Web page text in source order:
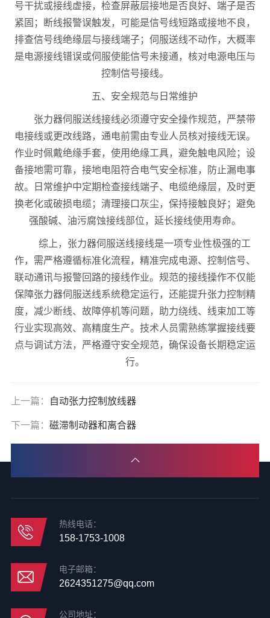
号干扰或接线虚接，检查屏蔽层接地是否良好、端子是否
紧固；断线报警误触发，可能是信号线短路或接地不良，
排查信号线绝缘层与接线端子；伺服送线不动作，大概率
是电源接线错误或伺服使能信号未接通，核对电源电压与
控制信号接线。
五、安全规范与日常维护
张力器伺服送线接线必须遵守安全操作规范，严禁带
电接线或更改线路，通电前需由专业人员核对接线无误。
作业时佩戴绝缘手套，使用绝缘工具，避免触电风险；设
备接地需可靠，接地电阻符合电气安全标准，防止漏电事
故。日常维护中定期检查接线端子、电缆绝缘层，及时更
换老化或破损电缆；清理接口灰尘，保持接触良好；避免
强酸碱、油污腐蚀接线部位，延长接线使用寿命。
综上，张力器伺服送线接线是一项专业性极强的工
作，需严格遵循标准化流程，精准完成电源、控制信号、
联动通讯与报警回路的接线作业。规范的接线操作不仅能
保障张力器伺服送线系统稳定运行，还能提升张力控制精
度，减少断线、故障停机等问题，助力绕线、线束加工等
行业实现高效、高精度生产。技术人员需熟练掌握接线要
点与调试方法，严格遵守安全规范，确保设备长期稳定运
行。
上一篇： 自动张力控制放线器
下一篇： 磁滞制动器和离合器
热线电话：
158-1753-1008
电子邮箱：
2624351275@qq.com
公司地址：